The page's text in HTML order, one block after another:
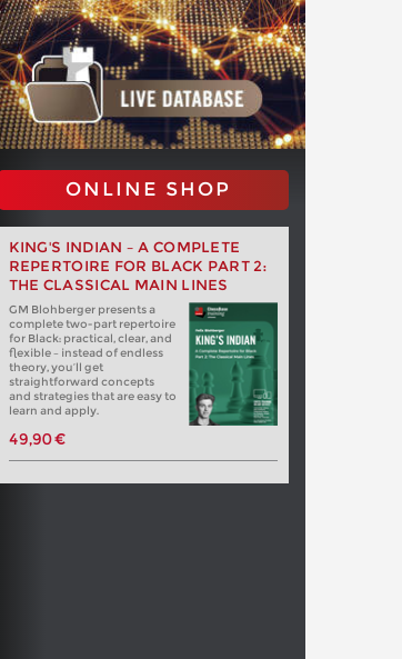
ONLINE SHOP
KING'S INDIAN – A COMPLETE
REPERTOIRE FOR BLACK PART 2:
THE CLASSICAL MAIN LINES
GM Blohberger presents a
complete two-part repertoire
for Black: practical, clear, and
flexible – instead of endless
theory, you’ll get
straightforward concepts
and strategies that are easy to
learn and apply.
49,90 €